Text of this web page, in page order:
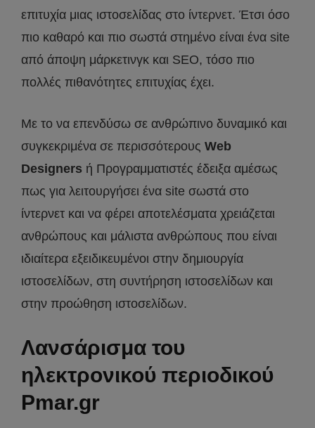
επιτυχία μιας ιστοσελίδας στο ίντερνετ. Έτσι όσο
πιο καθαρό και πιο σωστά στημένο είναι ένα site
από άποψη μάρκετινγκ και SEO, τόσο πιο
πολλές πιθανότητες επιτυχίας έχει.
Με το να επενδύσω σε ανθρώπινο δυναμικό και
συγκεκριμένα σε περισσότερους Web
Designers ή Προγραμματιστές έδειξα αμέσως
πως για λειτουργήσει ένα site σωστά στο
ίντερνετ και να φέρει αποτελέσματα χρειάζεται
ανθρώπους και μάλιστα ανθρώπους που είναι
ιδιαίτερα εξειδικευμένοι στην δημιουργία
ιστοσελίδων, στη συντήρηση ιστοσελίδων και
στην προώθηση ιστοσελίδων.
Λανσάρισμα του
ηλεκτρονικού περιοδικού
Pmar.gr